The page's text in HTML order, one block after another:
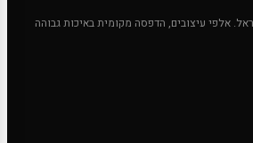
אלפי עיצובים, הדפסה מקומית באיכות גבוהה